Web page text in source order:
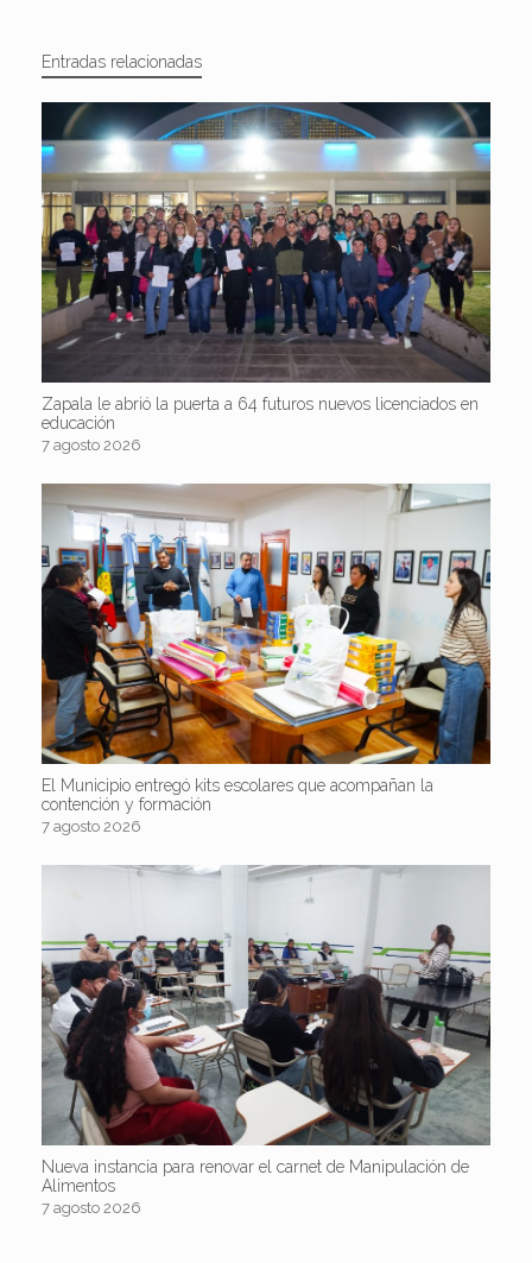
Entradas relacionadas
Zapala le abrió la puerta a 64 futuros nuevos licenciados en
educación
7 agosto 2026
El Municipio entregó kits escolares que acompañan la
contención y formación
7 agosto 2026
Nueva instancia para renovar el carnet de Manipulación de
Alimentos
7 agosto 2026